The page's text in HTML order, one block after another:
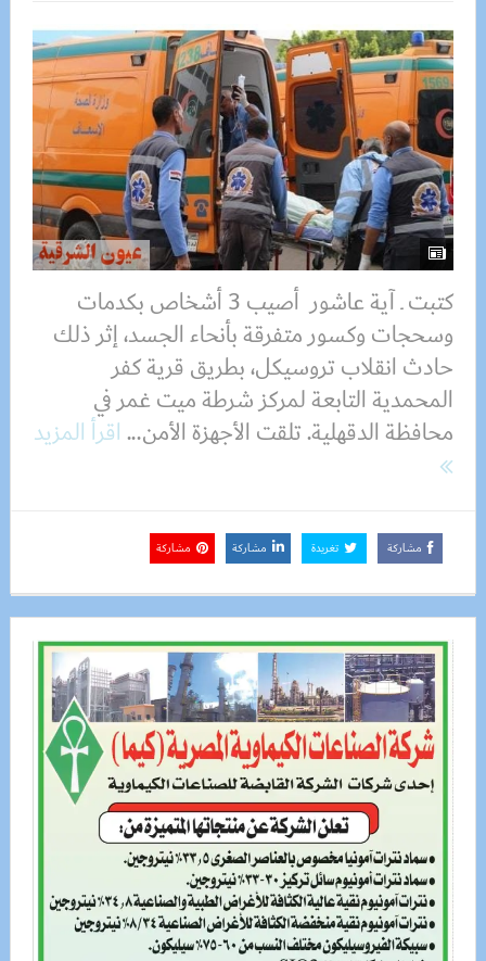
كتبت ـ آية عاشور أصيب 3 أشخاص بكدمات
وسحجات وكسور متفرقة بأنحاء الجسد، إثر ذلك
حادث انقلاب تروسيكل، بطريق قرية كفر
المحمدية التابعة لمركز شرطة ميت غمر في
محافظة الدقهلية. تلقت الأجهزة الأمن...اقرأ المزيد
مشاركة تغريدة مشاركة مشاركة